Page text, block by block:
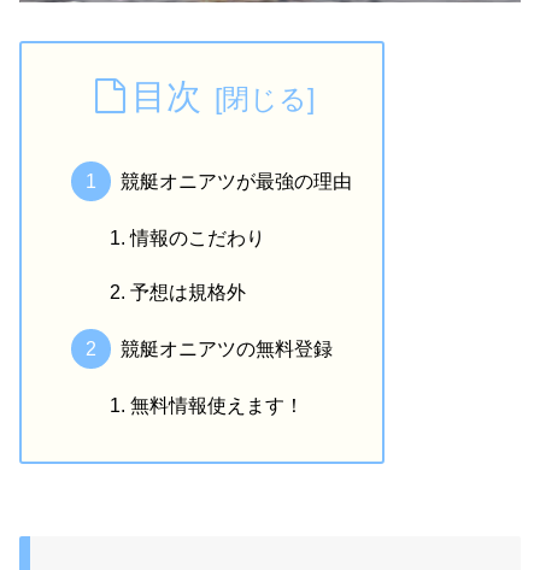
目次
競艇オニアツが最強の理由
情報のこだわり
予想は規格外
競艇オニアツの無料登録
無料情報使えます！